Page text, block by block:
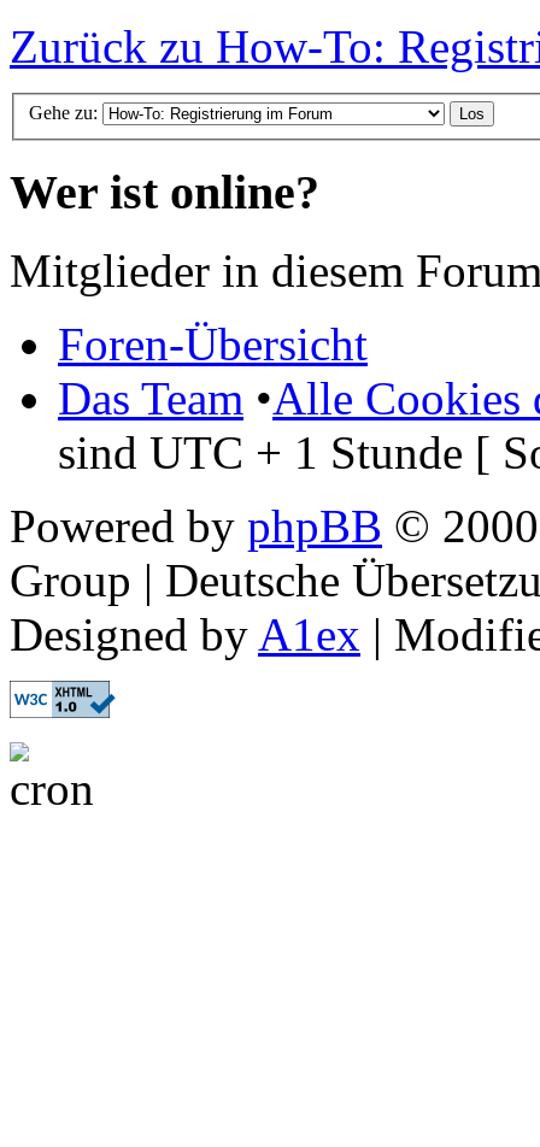
Zurück zu How-To:
Gehe zu:
Wer ist online?
Mitglieder in diesem
Foren-Übersicht
Das Team •Alle Cookies
sind UTC + 1 Stunde [
Powered by phpBB ©
Group | Deutsche
Designed by A1ex |